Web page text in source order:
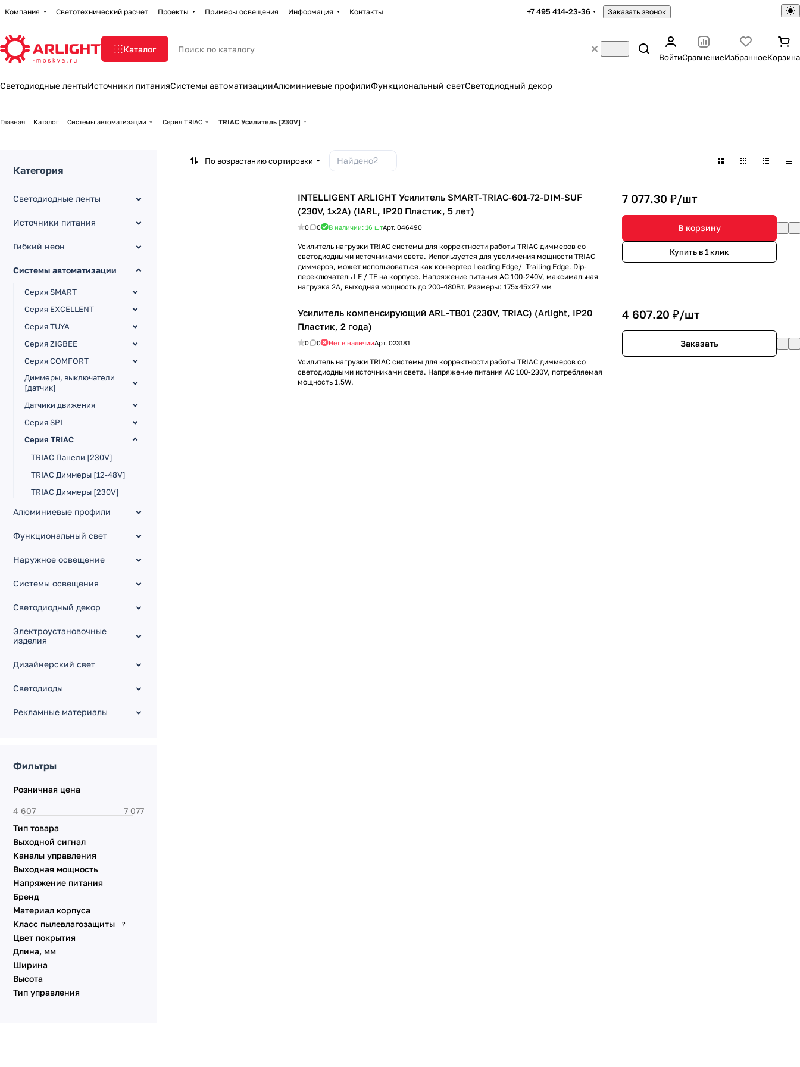
Компания Светотехнический расчет Проекты Примеры освещения Информация Контакты +7 495 414-23-36 Заказать звонок
Каталог
ВойтиСравнениеИзбранноеКорзина
Светодиодные лентыИсточники питанияСистемы автоматизацииАлюминиевые профилиФункциональный светСветодиодный декор
Главная Каталог Системы автоматизации Серия TRIAC TRIAC Усилитель [230V]
По возрастанию сортировки Найдено2
INTELLIGENT ARLIGHT Усилитель SMART-TRIAC-601-72-DIM-SUF
(230V, 1x2A) (IARL, IP20 Пластик, 5 лет)
0 0 В наличии: 16 штАрт. 046490
Усилитель нагрузки TRIAC системы для корректности работы TRIAC диммеров со
светодиодными источниками света. Используется для увеличения мощности TRIAC
диммеров, может использоваться как конвертер Leading Edge/ Trailing Edge. Dip-
переключатель LE / TE на корпусе. Напряжение питания AC 100-240V, максимальная
нагрузка 2А, выходная мощность до 200-480Вт. Размеры: 175x45x27 мм
7 077.30 ₽/шт
В корзину
Купить в 1 клик
Усилитель компенсирующий ARL-TB01 (230V, TRIAC) (Arlight, IP20
Пластик, 2 года)
0 0 Нет в наличииАрт. 023181
Усилитель нагрузки TRIAC системы для корректности работы TRIAC диммеров со
светодиодными источниками света. Напряжение питания AC 100-230V, потребляемая
мощность 1.5W.
4 607.20 ₽/шт
Заказать
Категория
Светодиодные ленты
Источники питания
Гибкий неон
Системы автоматизации
Серия SMART
Серия EXCELLENT
Серия TUYA
Серия ZIGBEE
Серия COMFORT
Диммеры, выключатели
[датчик]
Датчики движения
Серия SPI
Серия TRIAC
TRIAC Панели [230V]
TRIAC Диммеры [12-48V]
TRIAC Диммеры [230V]
TRIAC Усилитель [230V]
Серия KNX
Серия DALI
моторами
Алюминиевые профили
Функциональный свет
Наружное освещение
Системы освещения
Светодиодный декор
Электроустановочные
изделия
Дизайнерский свет
Светодиоды
Рекламные материалы
Фильтры
Розничная цена
Тип товара
Выходной сигнал
Каналы управления
Выходная мощность
Напряжение питания
Бренд
Материал корпуса
Класс пылевлагозащиты
?
Цвет покрытия
Длина, мм
Ширина
Высота
Тип управления